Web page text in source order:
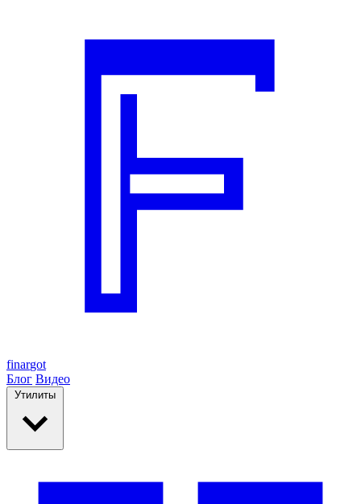
finargot
Блог Видео
Утилиты